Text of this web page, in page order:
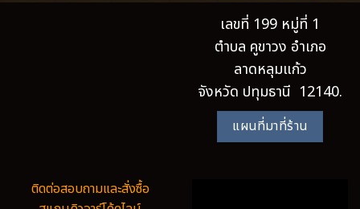
เลขที่ 199 หมู่ที่ 1
ตำบล คูขาวง อำเภอ
ลาดหลุมแก้ว
จังหวัด ปทุมธานี 12140.
แผนที่มาที่ร้าน
ติดต่อสอบถามและสั่งซื้อ